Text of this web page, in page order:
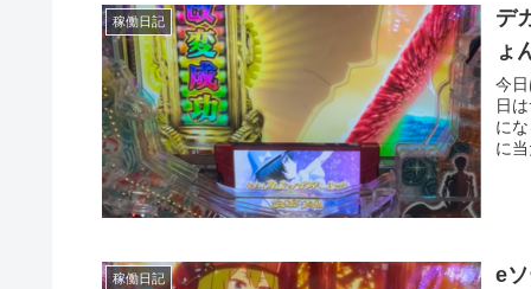
稼働日記
デ
ょ
今
日
に
に
稼働日記
e